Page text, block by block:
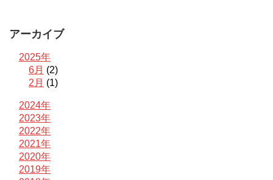
アーカイブ
2025年
6月 (2)
2月 (1)
2024年
2023年
2022年
2021年
2020年
2019年